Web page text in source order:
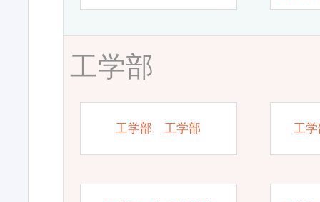
工学部
工学部 工学部 工